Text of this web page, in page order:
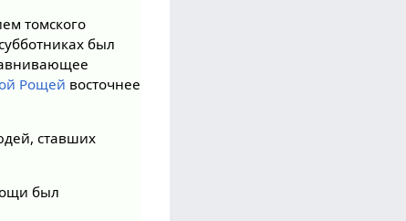
томского
был
Рощей восточнее
ставших
был